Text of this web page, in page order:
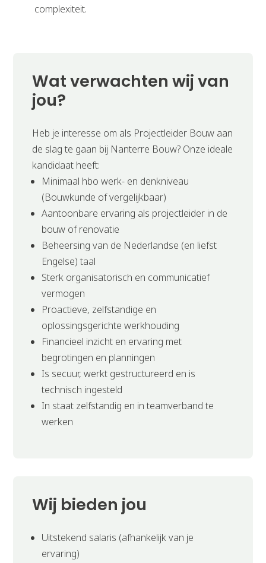
complexiteit.
Wat verwachten wij van
jou?
Heb je interesse om als Projectleider Bouw aan
de slag te gaan bij Nanterre Bouw? Onze ideale
kandidaat heeft:
Minimaal hbo werk- en denkniveau
(Bouwkunde of vergelijkbaar)
Aantoonbare ervaring als projectleider in de
bouw of renovatie
Beheersing van de Nederlandse (en liefst
Engelse) taal
Sterk organisatorisch en communicatief
vermogen
Proactieve, zelfstandige en
oplossingsgerichte werkhouding
Financieel inzicht en ervaring met
begrotingen en planningen
Is secuur, werkt gestructureerd en is
technisch ingesteld
In staat zelfstandig en in teamverband te
werken
Wij bieden jou
Uitstekend salaris (afhankelijk van je
ervaring)